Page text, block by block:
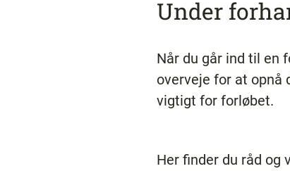
Under
Når du går ind til en
overveje for at opnå
vigtigt for forløbet.
Her finder du råd og